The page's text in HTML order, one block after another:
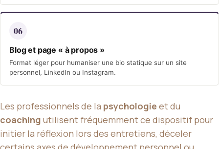
06
Blog et page « à propos »
Format léger pour humaniser une bio statique sur un site
personnel, LinkedIn ou Instagram.
Les professionnels de la psychologie et du
coaching utilisent fréquemment ce dispositif pour
initier la réflexion lors des entretiens, déceler